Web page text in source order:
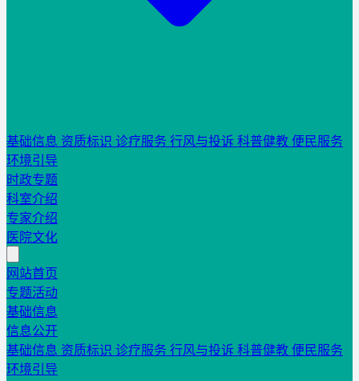
基础信息 资质标识 诊疗服务 行风与投诉 科普健教 便民服务
环境引导
时政专题
科室介绍
专家介绍
医院文化
网站首页
专题活动
基础信息
信息公开
基础信息 资质标识 诊疗服务 行风与投诉 科普健教 便民服务
环境引导